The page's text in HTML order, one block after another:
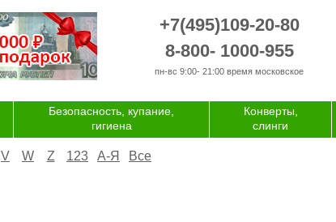
+7(495)109-20-80
8-800- 1000-955
пн-вс 9:00- 21:00 время московское
Безопасность, купание,
гигиена
Конверты,
слинги
V W Z 123 А-Я Все